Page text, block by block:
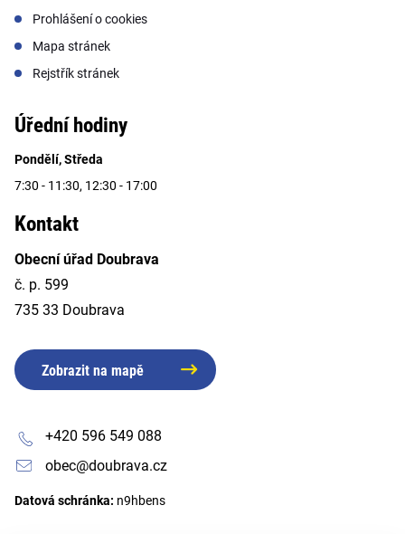
Prohlášení o cookies
Mapa stránek
Rejstřík stránek
Úřední hodiny
Pondělí, Středa
7:30 - 11:30, 12:30 - 17:00
Kontakt
Obecní úřad Doubrava
č. p. 599
735 33 Doubrava
Zobrazit na mapě
+420 596 549 088
obec@doubrava.cz
Datová schránka: n9hbens